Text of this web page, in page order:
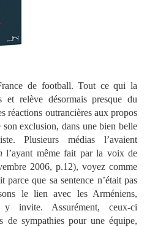
de football. Tout ce qui la
et relève désormais presque du
réactions outrancières aux propos
exclusion, dans une bien belle
Plusieurs médias l’avaient
l’ayant même fait par la voix de
2006, p.12), voyez comme
parce que sa sentence n’était pas
le lien avec les Arméniens,
invite. Assurément, ceux-ci
sympathies pour une équipe,